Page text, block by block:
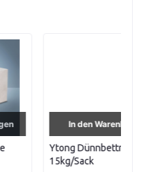
In den Warenkorb
Ytong Dünnbettmörtel